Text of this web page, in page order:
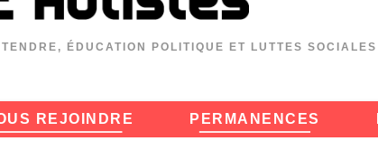
ÉDUCATION POLITIQUE ET LUTTES SOCIALES
REJOINDRE PERMANENCES